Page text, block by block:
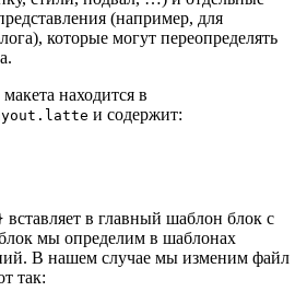
(например, для
которые могут переопределять
находится в
и содержит:
вставляет в главный шаблон блок с
мы определим в шаблонах
В нашем случае мы изменим файл
так: